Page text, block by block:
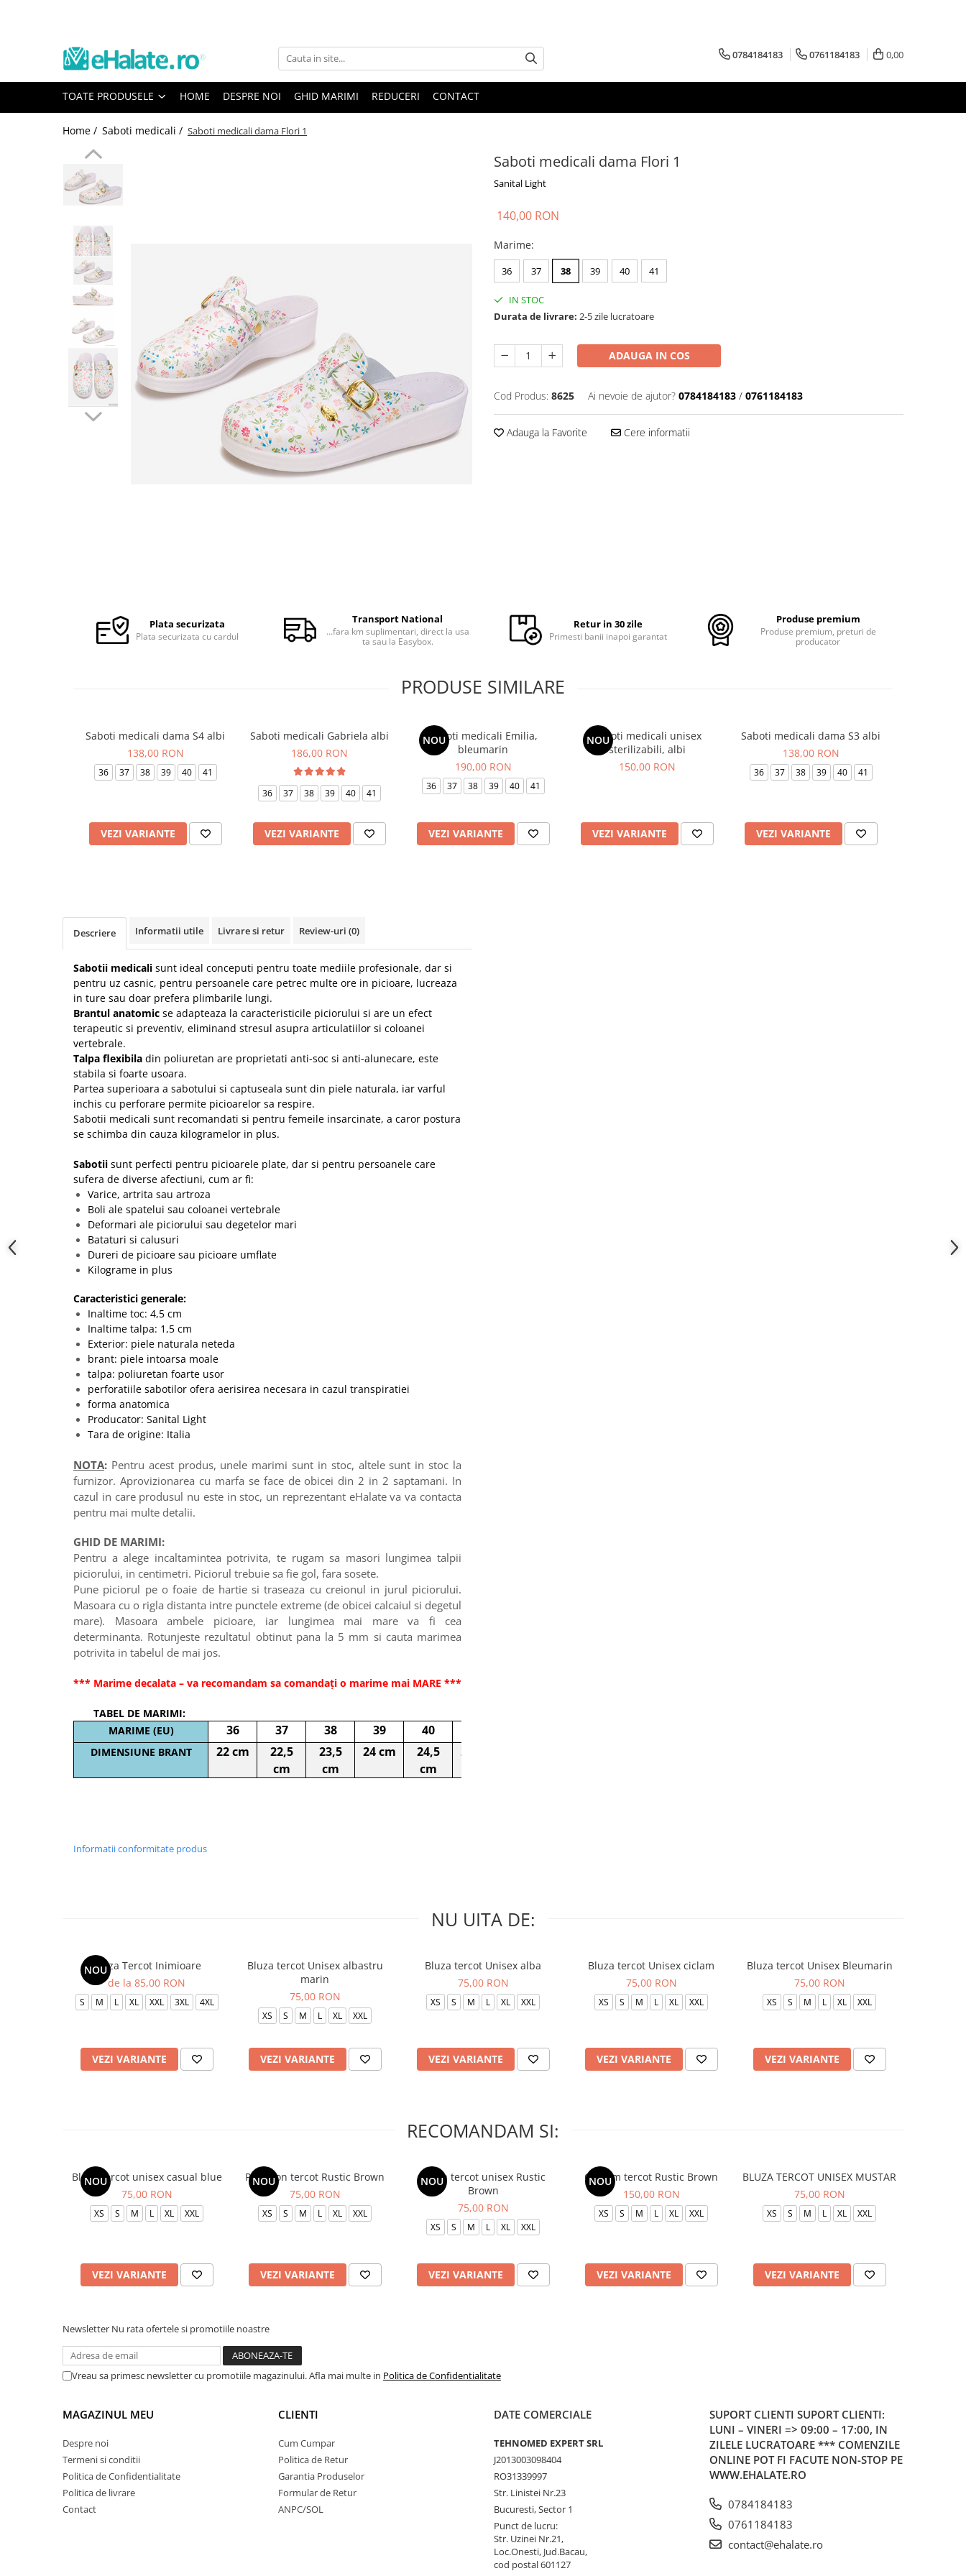
Toate Produsele
Bluze Unisex
Bluze unisex cu imprimeuri
Bluze medicale uni
Halate medicale
Halate Bianca
Halate medicale barbati
Halate medicale P2 cu fluturas
Halate medicale cu nasturi
Halate medicale cu fermoar
Halate medicale polar - unisex
Tricouri de lucru
0784184183 0761184183 0,00
TOATE PRODUSELE HOME DESPRE NOI GHID MARIMI REDUCERI CONTACT
Home / Saboti medicali / Saboti medicali dama Flori 1
Saboti medicali dama Flori 1
Sanital Light
Facebook
140,00 RON
Marime:
36 37 38 39 40 41
IN STOC
Durata de livrare: 2-5 zile lucratoare
ADAUGA IN COS
Cod Produs: 8625 Ai nevoie de ajutor? 0784184183 / 0761184183
Adauga la Favorite Cere informatii
Plata securizata
Plata securizata cu cardul
Transport National
...fara km suplimentari, direct la usa
ta sau la Easybox.
Retur in 30 zile
Primesti banii inapoi garantat
Produse premium
Produse premium, preturi de
producator
PRODUSE SIMILARE
Saboti medicali dama S4 albi
138,00 RON
36 37 38 39 40 41
VEZI VARIANTE
Saboti medicali Gabriela albi
186,00 RON
36 37 38 39 40 41
VEZI VARIANTE
NOU
Saboti medicali Emilia,
bleumarin
190,00 RON
36 37 38 39 40 41
VEZI VARIANTE
NOU
Saboti medicali unisex
sterilizabili, albi
150,00 RON
VEZI VARIANTE
Saboti medicali dama S3 albi
138,00 RON
36 37 38 39 40 41
VEZI VARIANTE
Descriere Informatii utile Livrare si retur Review-uri (0)
Sabotii medicali sunt ideal conceputi pentru toate mediile profesionale, dar si
pentru uz casnic, pentru persoanele care petrec multe ore in picioare, lucreaza
in ture sau doar prefera plimbarile lungi.
Brantul anatomic se adapteaza la caracteristicile piciorului si are un efect
terapeutic si preventiv, eliminand stresul asupra articulatiilor si coloanei
vertebrale.
Talpa flexibila din poliuretan are proprietati anti-soc si anti-alunecare, este
stabila si foarte usoara.
Partea superioara a sabotului si captuseala sunt din piele naturala, iar varful
inchis cu perforare permite picioarelor sa respire.
Sabotii medicali sunt recomandati si pentru femeile insarcinate, a caror postura
se schimba din cauza kilogramelor in plus.
Sabotii sunt perfecti pentru picioarele plate, dar si pentru persoanele care
sufera de diverse afectiuni, cum ar fi:
Varice, artrita sau artroza
Boli ale spatelui sau coloanei vertebrale
Deformari ale piciorului sau degetelor mari
Bataturi si calusuri
Dureri de picioare sau picioare umflate
Kilograme in plus
Caracteristici generale:
Inaltime toc: 4,5 cm
Inaltime talpa: 1,5 cm
Exterior: piele naturala neteda
brant: piele intoarsa moale
talpa: poliuretan foarte usor
perforatiile sabotilor ofera aerisirea necesara in cazul transpiratiei
forma anatomica
Producator: Sanital Light
Tara de origine: Italia
NOTA: Pentru acest produs, unele marimi sunt in stoc, altele sunt in stoc la
furnizor. Aprovizionarea cu marfa se face de obicei din 2 in 2 saptamani. In
cazul in care produsul nu este in stoc, un reprezentant eHalate va va contacta
pentru mai multe detalii.
GHID DE MARIMI:
Pentru a alege incaltamintea potrivita, te rugam sa masori lungimea talpii
piciorului, in centimetri. Piciorul trebuie sa fie gol, fara sosete.
Pune piciorul pe o foaie de hartie si traseaza cu creionul in jurul piciorului.
Masoara cu o rigla distanta intre punctele extreme (de obicei calcaiul si degetul
mare). Masoara ambele picioare, iar lungimea mai mare va fi cea
determinanta. Rotunjeste rezultatul obtinut pana la 5 mm si cauta marimea
potrivita in tabelul de mai jos.
*** Marime decalata – va recomandam sa comandați o marime mai MARE ***
TABEL DE MARIMI:
MARIME (EU)
36 37 38 39 40
DIMENSIUNE BRANT 22 cm
22,5
cm
23,5
cm
24 cm
24,5
cm
25 cm
Informatii conformitate produs
NU UITA DE:
NOU
Bluza Tercot Inimioare
de la 85,00 RON
S M L XL XXL 3XL 4XL
VEZI VARIANTE
Bluza tercot Unisex albastru
marin
75,00 RON
XS S M L XL XXL
VEZI VARIANTE
Bluza tercot Unisex alba
75,00 RON
XS S M L XL XXL
VEZI VARIANTE
Bluza tercot Unisex ciclam
75,00 RON
XS S M L XL XXL
VEZI VARIANTE
Bluza tercot Unisex Bleumarin
75,00 RON
XS S M L XL XXL
VEZI VARIANTE
RECOMANDAM SI:
NOU
Bluza tercot unisex casual blue
75,00 RON
XS S M L XL XXL
VEZI VARIANTE
NOU
Pantalon tercot Rustic Brown
75,00 RON
XS S M L XL XXL
VEZI VARIANTE
NOU
Bluza tercot unisex Rustic
Brown
75,00 RON
XS S M L XL XXL
VEZI VARIANTE
NOU
Costum tercot Rustic Brown
150,00 RON
XS S M L XL XXL
VEZI VARIANTE
BLUZA TERCOT UNISEX MUSTAR
75,00 RON
XS S M L XL XXL
VEZI VARIANTE
Newsletter Nu rata ofertele si promotiile noastre
Vreau sa primesc newsletter cu promotiile magazinului. Afla mai multe in Politica de Confidentialitate
MAGAZINUL MEU
Despre noi
Termeni si conditii
Politica de Confidentialitate
Politica de livrare
Contact
CLIENTI
Cum Cumpar
Politica de Retur
Garantia Produselor
Formular de Retur
ANPC/SOL
DATE COMERCIALE
TEHNOMED EXPERT SRL
J2013003098404
RO31339997
Str. Linistei Nr.23
Bucuresti, Sector 1
Punct de lucru:
Str. Uzinei Nr.21,
Loc.Onesti, Jud.Bacau,
cod postal 601127
SUPORT CLIENTI SUPORT CLIENTI:
LUNI – VINERI => 09:00 – 17:00, IN
ZILELE LUCRATOARE *** COMENZILE
ONLINE POT FI FACUTE NON-STOP PE
WWW.EHALATE.RO
0784184183
0761184183
contact@ehalate.ro